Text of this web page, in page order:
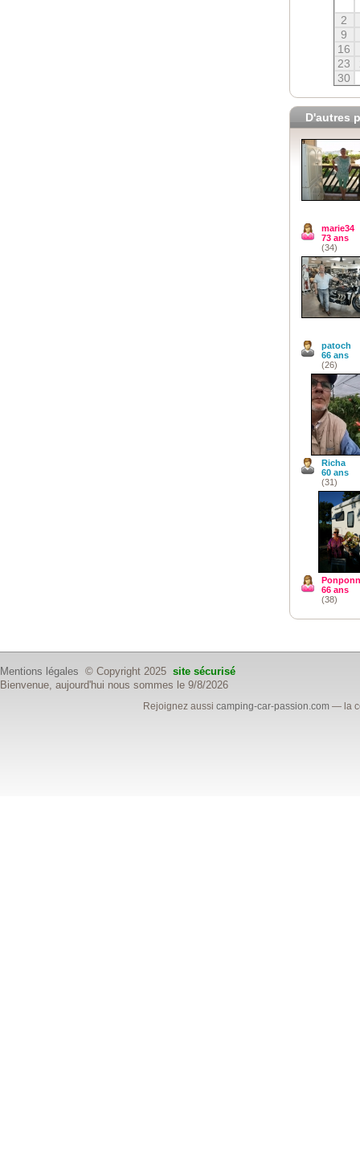
2
9
16
23
30
D'autres
marie34
73 ans
(34)
patoch
66 ans
(26)
Richa
60 ans
(31)
66 ans
(38)
Mentions légales © Copyright 2025 site sécurisé
Bienvenue, aujourd'hui nous sommes le 9/8/2026
Rejoignez aussicamping-car-passion.com — la